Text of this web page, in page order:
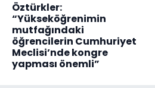
Öztürkler:
“Yükseköğrenimin
mutfağındaki
öğrencilerin Cumhuriyet
Meclisi’nde kongre
yapması önemli”